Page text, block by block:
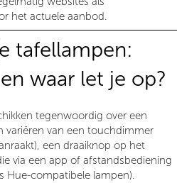
het actuele aanbod.
tafellampen:
waar let je op?
tegenwoordig over een
variëren van een touchdimmer
een draaiknop op het
via een app of afstandsbediening
Hue-compatibele lampen).